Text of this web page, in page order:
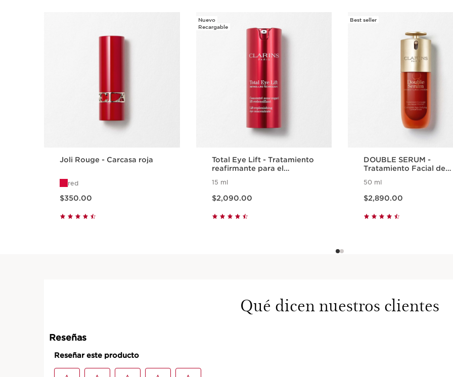
Joli Rouge - Carcasa roja
red
$350.00
Vista rápida
Nuevo
Recargable
Total Eye Lift - Tratamiento
reafirmante para el
15 ml
$2,090.00
Vista rápida
Best seller
DOUBLE SERUM -
Tratamiento Facial de
50 ml
$2,890.00
Vista rápida
Qué dicen nuestros clientes